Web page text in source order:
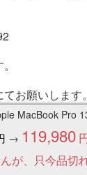
MacBook Pro
→ 119,980
が、只今品切
お願いしま
は、少数精鋭